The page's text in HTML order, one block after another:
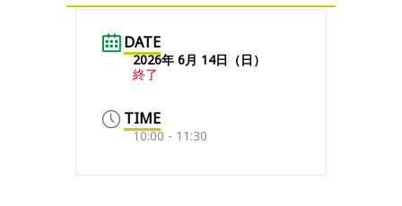
DATE
2026年 6月 14日（日）
終了
TIME
10:00 - 11:30